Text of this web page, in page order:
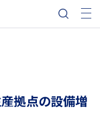
拠点の設備増